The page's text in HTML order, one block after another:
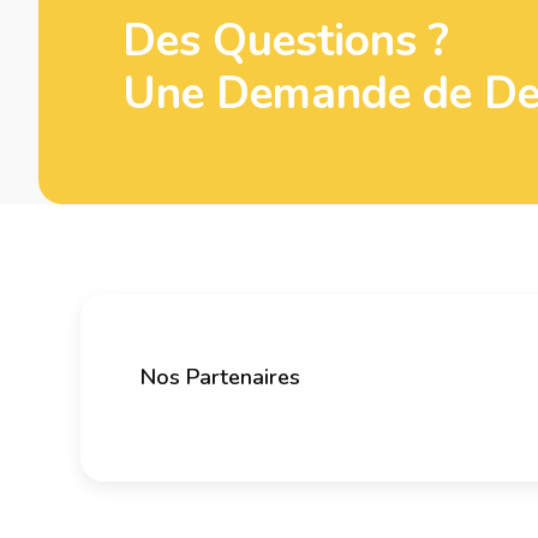
Des Questions ?
Une Demande de
Nos Partenaires